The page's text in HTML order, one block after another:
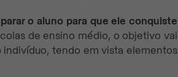
o aluno para que ele conquiste
de ensino médio, o objetivo vai
indivíduo, tendo em vista elementos